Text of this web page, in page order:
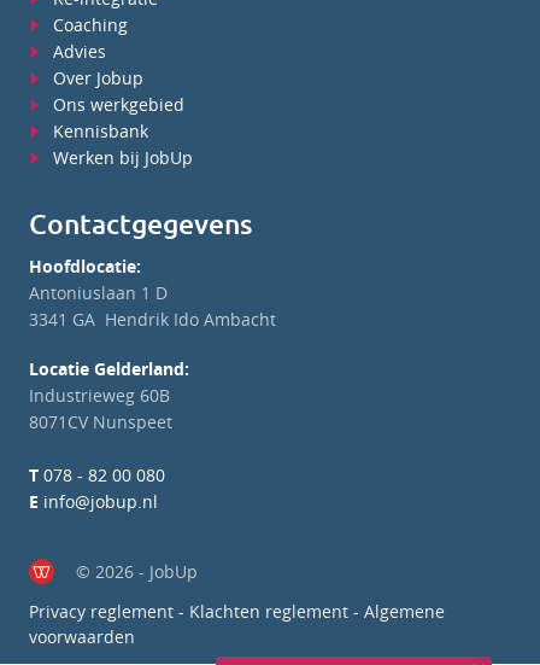
Coaching
Advies
Over Jobup
Ons werkgebied
Kennisbank
Werken bij JobUp
Contactgegevens
Hoofdlocatie:
Antoniuslaan 1 D
3341 GA Hendrik Ido Ambacht
Locatie Gelderland:
Industrieweg 60B
8071CV Nunspeet
T 078 - 82 00 080
E info@jobup.nl
© 2026 - JobUp
Privacy reglement - Klachten reglement - Algemene
voorwaarden